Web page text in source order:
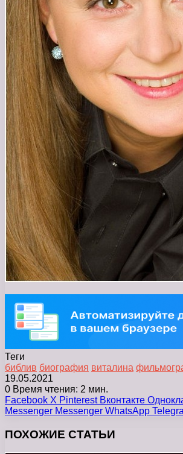
Теги
библив биография виталина
19.05.2021
0 Время чтения: 2 мин.
Facebook X Pinterest Вконтакте
Messenger Messenger WhatsApp
ПОХОЖИЕ СТАТЬИ